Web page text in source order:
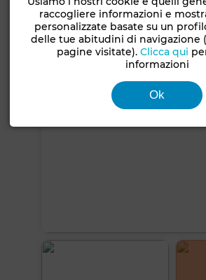
Vedi altre foto
raccogliere informazioni e
personalizzate basate su un
delle tue abitudini di navigazione
pagine visitate). Clicca qui
informazioni
Ok